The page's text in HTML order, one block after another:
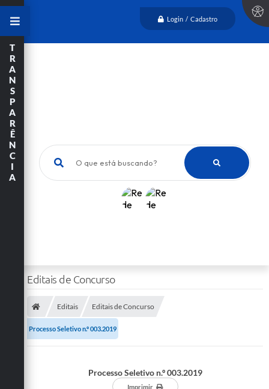
Login / Cadastro
O que está buscando?
T
R
A
N
S
P
A
R
Ê
N
C
I
A
Editais de Concurso
Editais Editais de Concurso
Processo Seletivo n.º 003.2019
Processo Seletivo n.º 003.2019
Imprimir